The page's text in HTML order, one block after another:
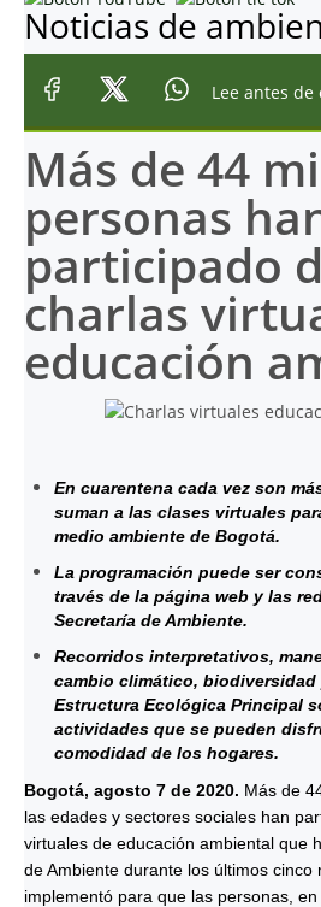
Noticias de
Lee antes
Más de 44
personas
participado
charlas
educación
En cuarentena cada vez son
suman a las clases virtuales
medio ambiente de Bogotá.
La programación puede ser
través de la página web y las
Secretaría de Ambiente.
Recorridos interpretativos,
cambio climático, biodiversidad
Estructura Ecológica Principal
actividades que se pueden
comodidad de los hogares.
Bogotá, agosto 7 de 2020. Más de
las edades y sectores sociales han
virtuales de educación ambiental que
de Ambiente durante los últimos cinco
implementó para que las personas,